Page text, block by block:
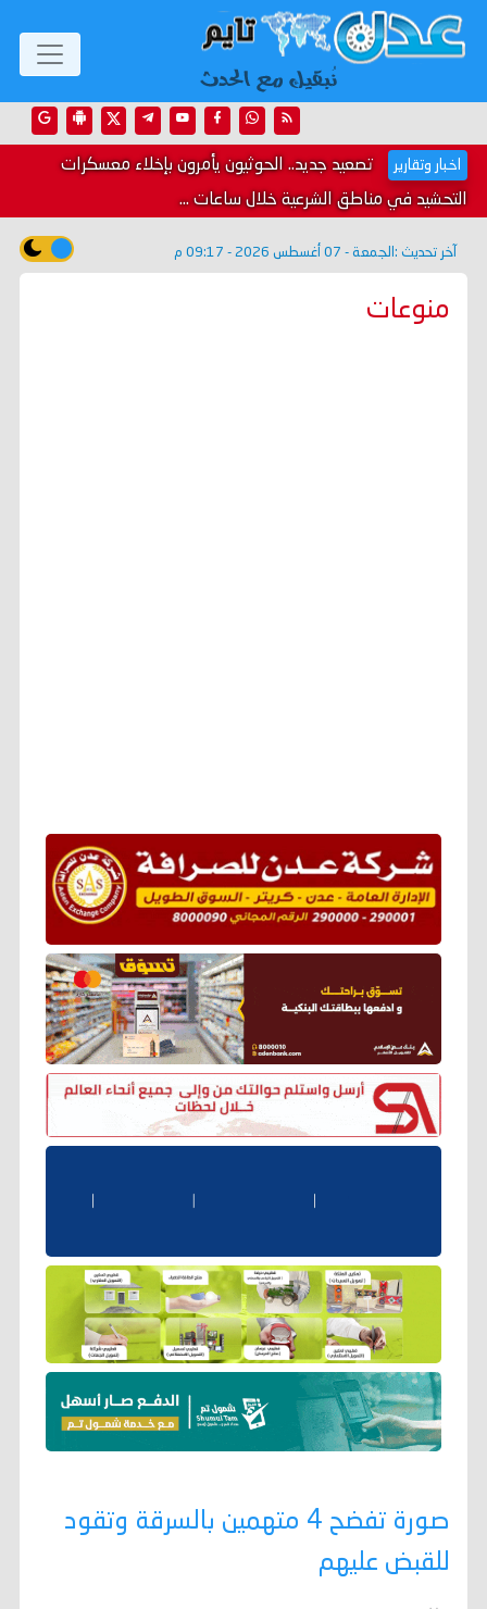
اخبار وتقارير تصعيد جديد.. الحوثيون يأمرون بإخلاء معسكرات
التحشيد في مناطق الشرعية خلال ساعات ...
آخر تحديث : الجمعة - 07 أغسطس 2026 - 09:17 م
منوعات
صورة تفضح 4 متهمين بالسرقة وتقود
للقبض عليهم